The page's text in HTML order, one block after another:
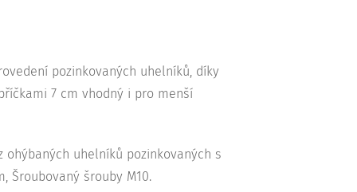
pozinkovaných uhelníků, díky
7 cm vhodný i pro menší
ohýbaných uhelníků pozinkovaných s
Šroubovaný šrouby M10.